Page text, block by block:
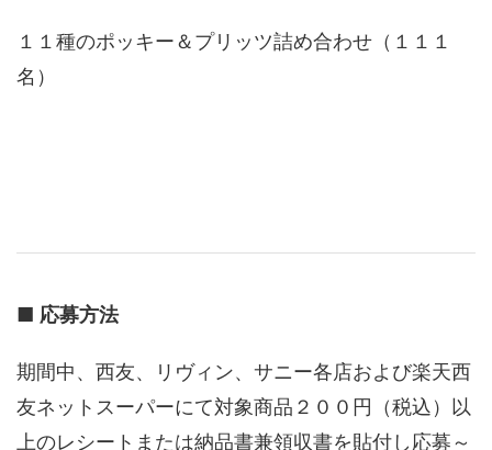
１１種のポッキー＆プリッツ詰め合わせ（１１１
名）
■ 応募方法
期間中、西友、リヴィン、サニー各店および楽天西
友ネットスーパーにて対象商品２００円（税込）以
上のレシートまたは納品書兼領収書を貼付し応募～